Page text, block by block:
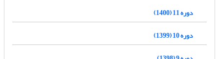
دوره 11 (1400)
دوره 10 (1399)